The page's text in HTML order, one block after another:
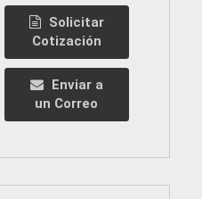
Solicitar
Cotización
Enviar a
un Correo